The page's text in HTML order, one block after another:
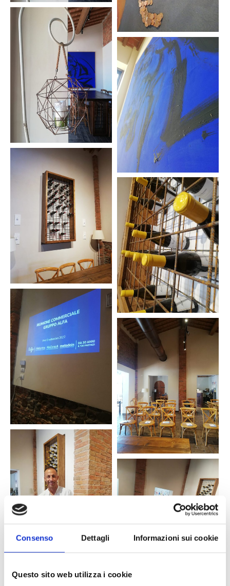
Consenso Dettagli Informazioni sui cookie
Questo sito web utilizza i cookie